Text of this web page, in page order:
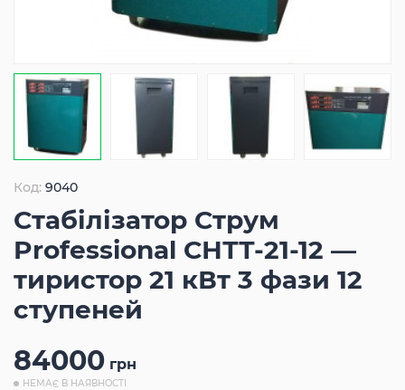
Код: 9040
Стабілізатор Струм
Professional СНТТ-21-12 —
тиристор 21 кВт 3 фази 12
ступеней
84000 грн
НЕМАЄ В НАЯВНОСТІ